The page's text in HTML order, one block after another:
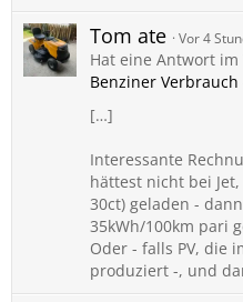
Tom ate Vor 4
Hat eine Antwort im
Benziner
[…]
Interessante
hättest nicht bei
30ct) geladen -
35kWh/100km pari
Oder - falls PV, die
produziert -, und